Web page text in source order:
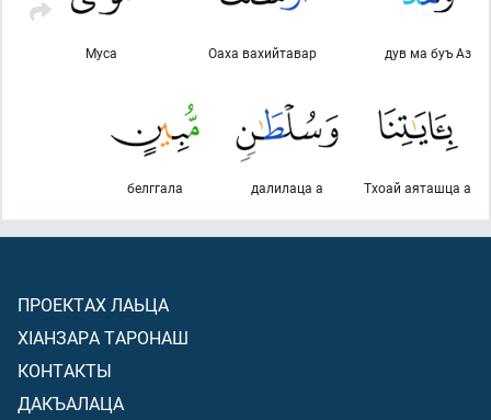
дув ма буъ Аз
Оаха вахийтавар
Муса
Тхоай аяташца а
далилаца а
белггала
ПРОЕКТАХ ЛАЬЦА
ХIАНЗАРА ТАРОНАШ
КОНТАКТЫ
ДАКЪАЛАЦА